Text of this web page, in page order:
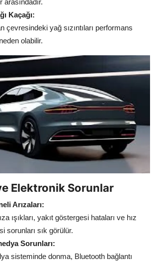
Kaçağı:
çevresindeki yağ sızıntıları performans
olabilir.
Elektronik Sorunlar
Arızaları:
ışıkları, yakıt göstergesi hataları ve hız
sorunları sık görülür.
Sorunları:
sisteminde donma, Bluetooth bağlantı